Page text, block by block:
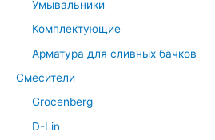
Умывальники
Комплектующие
Арматура для сливных бачков
Смесители
Grocenberg
D-Lin